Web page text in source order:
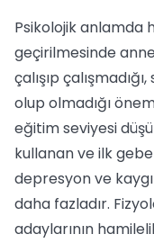
Psikolojik anlamda
geçirilmesinde
çalışıp
olup olmadığı
eğitim seviyesi
kullanan ve ilk
depresyon ve
daha fazladır.
adaylarının